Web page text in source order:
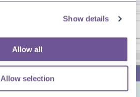
Show details
Allow all
Allow selection